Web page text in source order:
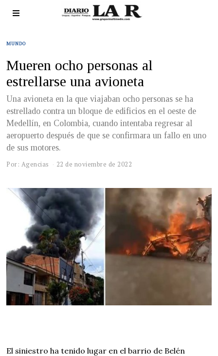
MUNDO
Mueren ocho personas al
estrellarse una avioneta
Una avioneta en la que viajaban ocho personas se ha
estrellado contra un bloque de edificios en el oeste de
Medellín, en Colombia, cuando intentaba regresar al
aeropuerto después de que se confirmara un fallo en uno
de sus motores.
Por: Agencias 22 de noviembre de 2022
El siniestro ha tenido lugar en el barrio de Belén